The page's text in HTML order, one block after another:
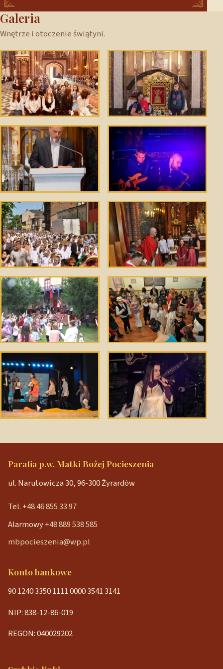
Galeria
Wnętrze i otoczenie świątyni.
Parafia p.w. Matki Bożej Pocieszenia
ul. Narutowicza 30, 96-300 Żyrardów
Tel. +48 46 855 33 97
Alarmowy+48 889 538 585
mbpocieszenia@wp.pl
Konto bankowe
90 1240 3350 1111 0000 3541 3141
NIP: 838-12-86-019
REGON: 040029202